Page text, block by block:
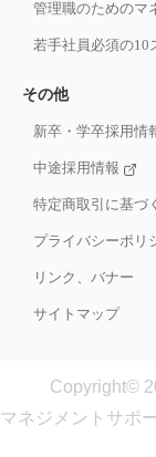
管理職のためのマ
若手社員必須の10
その他
新卒・学卒採用情
中途採用情報
特定商取引に基づ
プライバシーポリ
リンク、バナー
サイトマップ
Copyright©
マネジメントサポ